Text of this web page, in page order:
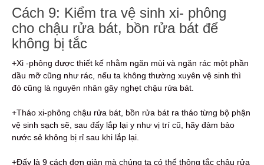
Cách 9: Kiểm tra vệ sinh xi- phông
cho chậu rửa bát, bồn rửa bát để
không bị tắc
+Xi -phông được thiết kế nhằm ngăn mùi và ngăn rác một phần
dầu mỡ cũng như rác, nếu ta không thường xuyên vệ sinh thì
đó cũng là nguyên nhân gây nghẹt chậu rửa bát.
+Tháo xi-phông chậu rửa bát, bồn rửa bát ra tháo từng bộ phận
vệ sinh sạch sẽ, sau đấy lắp lại y như vị trí cũ, hãy đảm bảo
nước sẻ không bị rỉ sau khi lắp lại.
+Đấy là 9 cách đơn giản mà chúng ta có thể thông tắc chậu rửa